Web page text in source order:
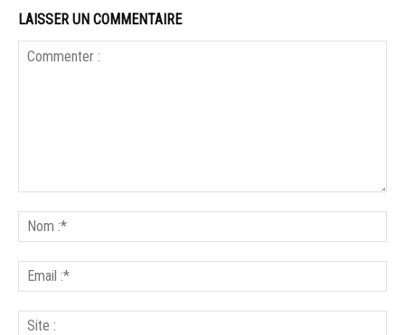
LAISSER UN COMMENTAIRE